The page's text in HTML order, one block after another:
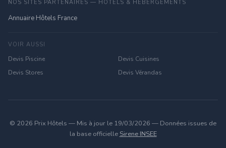
NOS SITES PARTENAIRES — HÔTELS & HÉBERGEMENTS
Annuaire Hôtels France
VOIR AUSSI
Devis Piscine
Devis Cuisines
Devis Stores
Devis Vérandas
© 2026 Prix Hôtels — Mis à jour le 19/03/2026 — Données issues de
la base officielle Sirene INSEE